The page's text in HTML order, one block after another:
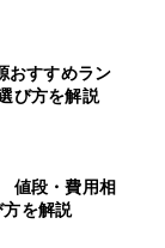
おすすめラン
び方を解説
値段・費用相
を解説